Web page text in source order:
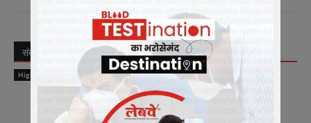
संबंधित लेख लेखक से और अधिक
Highlights
मीडिया में संगठन को सशक्त रूप से प्रस्तुत करें
मीडिया प्रभारी – चेतन्य काश्यप